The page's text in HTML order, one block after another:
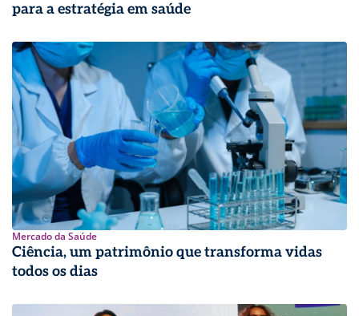
para a estratégia em saúde
Mercado da Saúde
Ciência, um patrimônio que transforma vidas
todos os dias